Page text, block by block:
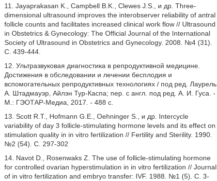
11. Jayaprakasan K., Campbell B.K., Clewes J.S., и др. Three-
dimensional ultrasound improves the interobserver reliability of antral
follicle counts and facilitates increased clinical work flow // Ultrasound
in Obstetrics & Gynecology: The Official Journal of the International
Society of Ultrasound in Obstetrics and Gynecology. 2008. №4 (31).
C. 439-444.
12. Ультразвуковая диагностика в репродуктивной медицине.
Достижения в обследовании и лечении бесплодия и
вспомогательных репродуктивных технологиях / под ред. Лаурель
А. Штадмауэр, Айлэн Тур-Каспа; пер. с англ. под ред. А. И. Гуса. -
М.: ГЭОТАР-Медиа, 2017. - 488 с.
13. Scott R.T., Hofmann G.E., Oehninger S., и др. Intercycle
variability of day 3 follicle-stimulating hormone levels and its effect on
stimulation quality in in vitro fertilization // Fertility and Sterility. 1990.
№2 (54). C. 297-302
14. Navot D., Rosenwaks Z. The use of follicle-stimulating hormone
for controlled ovarian hyperstimulation in in vitro fertilization // Journal
of in vitro fertilization and embryo transfer: IVF. 1988. №1 (5). C. 3-